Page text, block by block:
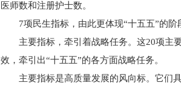
医师数和注册护士数。
7项民生指标，由此更体现“十五五”的
主要指标，牵引着战略任务。这20项主
效，牵引出“十五五”的各方面战略任务。
主要指标是高质量发展的风向标。它